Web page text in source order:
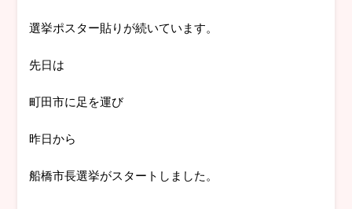
選挙ポスター貼りが続いています。
先日は
町田市に足を運び
昨日から
船橋市長選挙がスタートしました。